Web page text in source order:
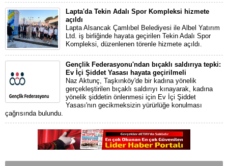
Lapta'da Tekin Adalı Spor Kompleksi hizmete
açıldı
Lapta Alsancak Çamlıbel Belediyesi ile Albel Yatırım
Ltd. iş birliğinde hayata geçirilen Tekin Adalı Spor
Kompleksi, düzenlenen törenle hizmete açıldı.
Gençlik Federasyonu'ndan bıçaklı saldırıya tepki:
Ev İçi Şiddet Yasası hayata geçirilmeli
Naz Aktunç, Taşkınköy'de bir kadına yönelik
gerçekleştirilen bıçaklı saldırıyı kınayarak, kadına
yönelik şiddetin önlenmesi için Ev İçi Şiddet
Yasası'nın gecikmeksizin yürürlüğe konulması
çağrısında bulundu.